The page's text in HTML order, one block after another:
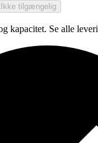
Ikke tilgængelig
kapacitet. Se alle